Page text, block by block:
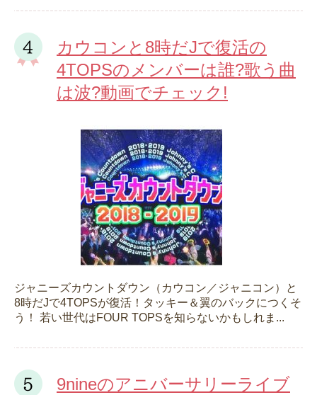
カウコンと8時だJで復活の
4TOPSのメンバーは誰?歌う曲
は波?動画でチェック!
ジャニーズカウントダウン（カウコン／ジャニコン）と
8時だJで4TOPSが復活！タッキー＆翼のバックにつくそ
う！ 若い世代はFOUR TOPSを知らないかもしれま...
9nineのアニバーサリーライブ